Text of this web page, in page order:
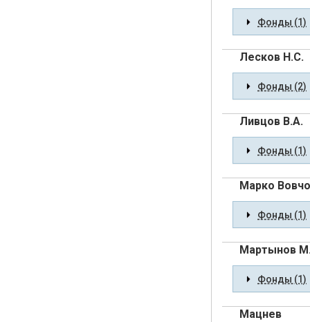
Фонды (1)
Лесков Н.С.
Фонды (2)
Ливцов В.А.
Фонды (1)
Марко
Фонды (1)
Мартынов
Фонды (1)
Мацнев